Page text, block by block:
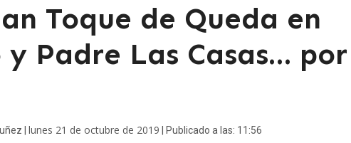
Toque de Queda en
y Padre Las Casas… por
| lunes 21 de octubre de 2019 | Publicado a las: 11:56